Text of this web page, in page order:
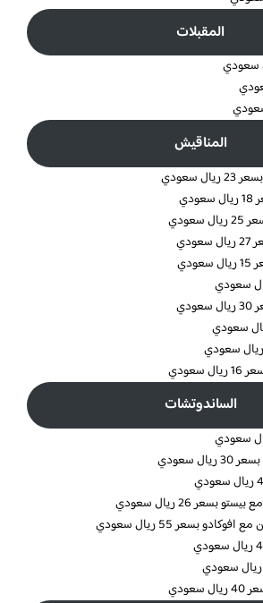
المقبلات
المناقيش
سعودي
الساندوتشات
سعودي
26 ريال سعودي
بسعر 55 ريال سعودي